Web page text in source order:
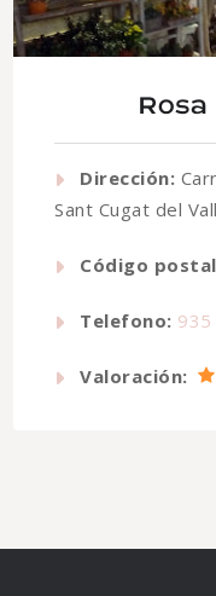
Dirección:
Sant Cugat del
Código
Telefono:
Valoración: